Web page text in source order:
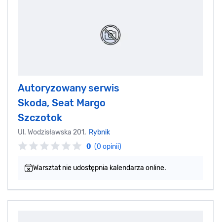
Autoryzowany serwis
Skoda, Seat Margo
Szczotok
Ul. Wodzisławska 201, Rybnik
0 (0 opinii)
Warsztat nie udostępnia kalendarza online.